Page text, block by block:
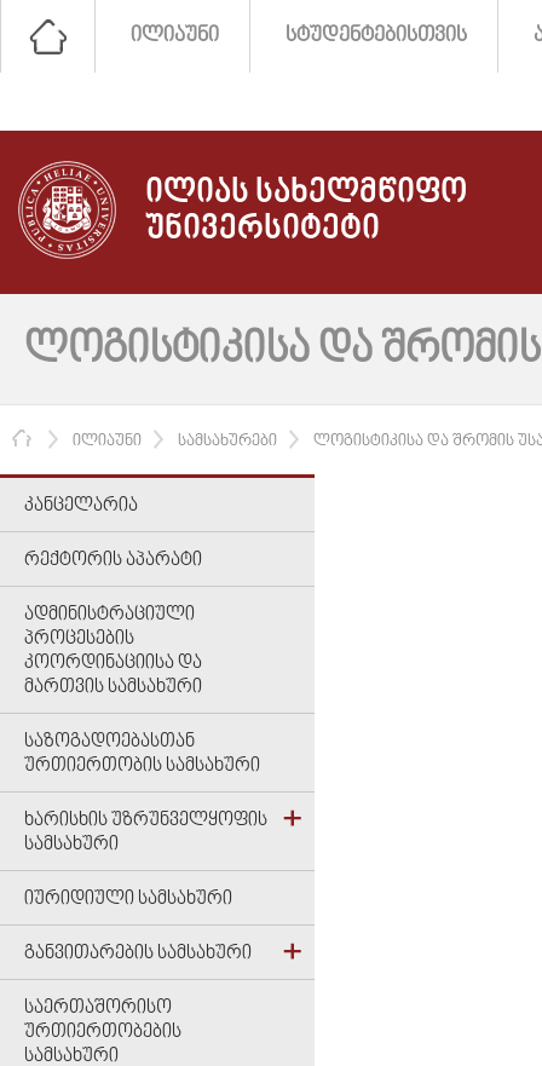
ᲘᲚᲘᲐᲣᲜᲘ ᲡᲢᲣᲓᲔᲜᲢᲔᲑᲘᲡᲗᲕᲘᲡ
ᲘᲚᲘᲐᲡ ᲡᲐᲮᲔᲚᲛᲬᲘᲤᲝ
ᲣᲜᲘᲕᲔᲠᲡᲘᲢᲔᲢᲘ
ᲚᲝᲒᲘᲡᲢᲘᲙᲘᲡᲐ ᲓᲐ
ᲛᲗᲐᲕᲐᲠᲘ
ᲘᲚᲘᲐᲣᲜᲘ ᲡᲐᲛᲡᲐᲮᲣᲠᲔᲑᲘ ᲚᲝᲒᲘᲡᲢᲘᲙᲘᲡᲐ ᲓᲐ ᲨᲠᲝᲛᲘᲡ
ᲙᲐᲜᲪᲔᲚᲐᲠᲘᲐ
ᲠᲔᲥᲢᲝᲠᲘᲡ ᲐᲞᲐᲠᲐᲢᲘ
ᲐᲓᲛᲘᲜᲘᲡᲢᲠᲐᲪᲘᲣᲚᲘ
ᲞᲠᲝᲪᲔᲡᲔᲑᲘᲡ
ᲙᲝᲝᲠᲓᲘᲜᲐᲪᲘᲘᲡᲐ ᲓᲐ
ᲛᲐᲠᲗᲕᲘᲡ ᲡᲐᲛᲡᲐᲮᲣᲠᲘ
ᲡᲐᲖᲝᲒᲐᲓᲝᲔᲑᲐᲡᲗᲐᲜ
ᲣᲠᲗᲘᲔᲠᲗᲝᲑᲘᲡ ᲡᲐᲛᲡᲐᲮᲣᲠᲘ
ᲮᲐᲠᲘᲡᲮᲘᲡ ᲣᲖᲠᲣᲜᲕᲔᲚᲧᲝᲤᲘᲡ
ᲡᲐᲛᲡᲐᲮᲣᲠᲘ
ᲘᲣᲠᲘᲓᲘᲣᲚᲘ ᲡᲐᲛᲡᲐᲮᲣᲠᲘ
ᲒᲐᲜᲕᲘᲗᲐᲠᲔᲑᲘᲡ ᲡᲐᲛᲡᲐᲮᲣᲠᲘ
ᲡᲐᲔᲠᲗᲐᲨᲝᲠᲘᲡᲝ
ᲣᲠᲗᲘᲔᲠᲗᲝᲑᲔᲑᲘᲡ
ᲡᲐᲛᲡᲐᲮᲣᲠᲘ